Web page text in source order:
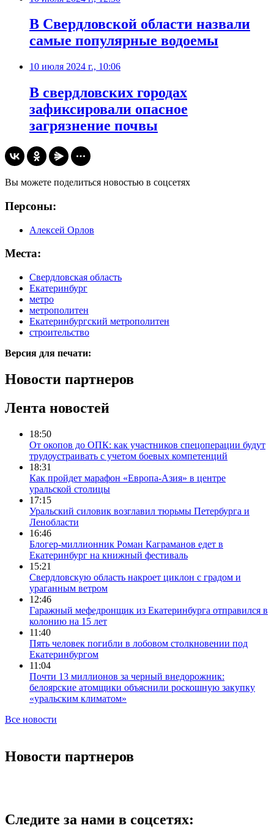
В Свердловской области назвали
самые популярные водоемы
10 июля 2024 г., 10:06
В свердловских городах
зафиксировали опасное
загрязнение почвы
Вы можете поделиться новостью в соцсетях
Персоны:
Алексей Орлов
Места:
Свердловская область
Екатеринбург
метро
метрополитен
Екатеринбургский метрополитен
строительство
Версия для печати:
Новости партнеров
Лента новостей
18:50
От окопов до ОПК: как участников спецоперации будут
трудоустраивать с учетом боевых компетенций
18:31
Как пройдет марафон «Европа-Азия» в центре
уральской столицы
17:15
Уральский силовик возглавил тюрьмы Петербурга и
Ленобласти
16:46
Блогер-миллионник Роман Каграманов едет в
Екатеринбург на книжный фестиваль
15:21
Свердловскую область накроет циклон с градом и
ураганным ветром
12:46
Гаражный мефедронщик из Екатеринбурга отправился в
колонию на 15 лет
11:40
Пять человек погибли в лобовом столкновении под
Екатеринбургом
11:04
Почти 13 миллионов за черный внедорожник:
белоярские атомщики объяснили роскошную закупку
«уральским климатом»
Все новости
Новости партнеров
Следите за нами в соцсетях: